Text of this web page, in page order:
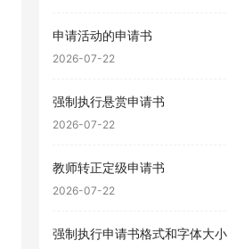
申请活动的申请书
2026-07-22
强制执行悬赏申请书
2026-07-22
教师转正定级申请书
2026-07-22
强制执行申请书格式和字体大小